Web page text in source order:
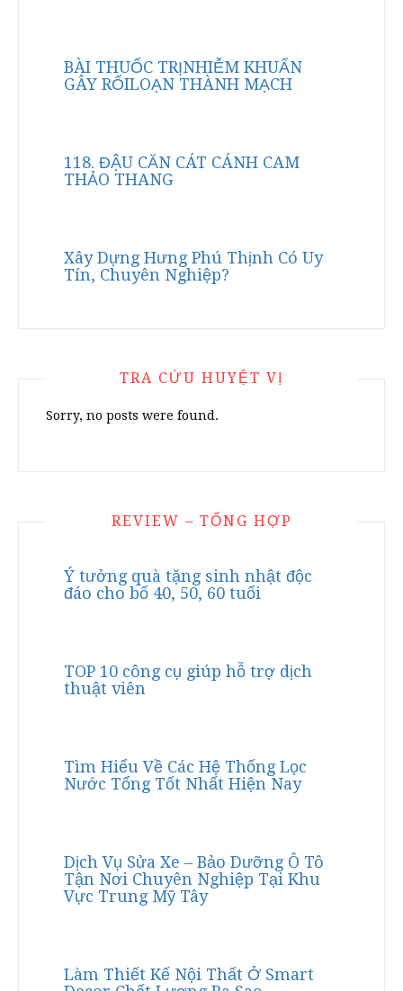
BÀI THUỐC TRỊNHIỄM KHUẨN
GÂY RỐILOẠN THÀNH MẠCH
118. ĐẬU CĂN CÁT CÁNH CAM
THẢO THANG
Xây Dựng Hưng Phú Thịnh Có Uy
Tín, Chuyên Nghiệp?
TRA CỨU HUYỆT VỊ
Sorry, no posts were found.
REVIEW – TỔNG HỢP
Ý tưởng quà tặng sinh nhật độc
đáo cho bố 40, 50, 60 tuổi
TOP 10 công cụ giúp hỗ trợ dịch
thuật viên
Tìm Hiểu Về Các Hệ Thống Lọc
Nước Tổng Tốt Nhất Hiện Nay
Dịch Vụ Sửa Xe – Bảo Dưỡng Ô Tô
Tận Nơi Chuyên Nghiệp Tại Khu
Vực Trung Mỹ Tây
Làm Thiết Kế Nội Thất Ở Smart